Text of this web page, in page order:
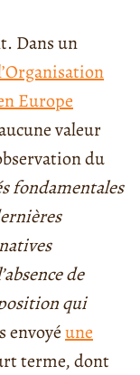
Dans un
Europe
valeur
du
fondamentales
de
qui
envoyéune
terme, dont